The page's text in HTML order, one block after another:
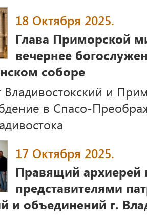
18 Октября 2025.
Глава Приморской
вечернее
соборе
и
в Спасо-
17 Октября 2025.
Правящий архиерей
представителями
и объединений г.